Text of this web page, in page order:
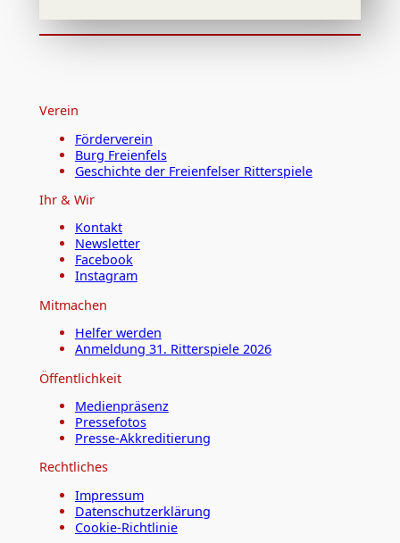
Verein
Förderverein
Burg Freienfels
Geschichte der Freienfelser Ritterspiele
Ihr & Wir
Kontakt
Newsletter
Facebook
Instagram
Mitmachen
Helfer werden
Anmeldung 31. Ritterspiele 2026
Öffentlichkeit
Medienpräsenz
Pressefotos
Presse-Akkreditierung
Rechtliches
Impressum
Datenschutzerklärung
Cookie-Richtlinie